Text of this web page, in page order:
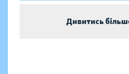
Дивитись